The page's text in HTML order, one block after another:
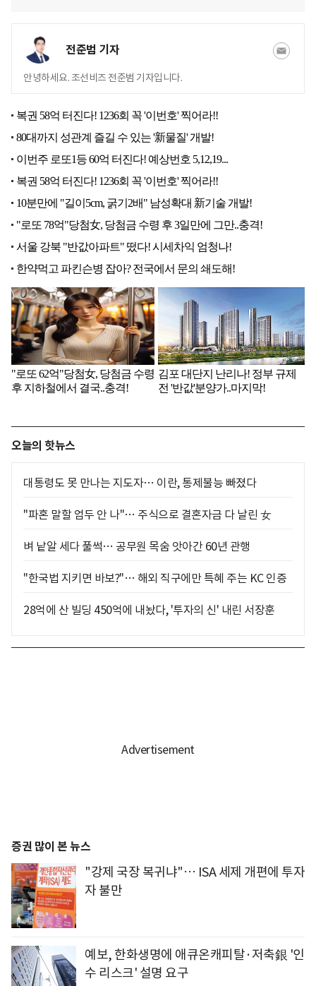
전준범 기자
안녕하세요. 조선비즈 전준범 기자입니다.
오늘의 핫뉴스
대통령도 못 만나는 지도자… 이란, 통제불능 빠졌다
"파혼 말할 엄두 안 나"… 주식으로 결혼자금 다 날린 女
벼 낱알 세다 풀썩… 공무원 목숨 앗아간 60년 관행
"한국법 지키면 바보?"… 해외 직구에만 특혜 주는 KC 인증
28억에 산 빌딩 450억에 내놨다, '투자의 신' 내린 서장훈
증권 많이 본 뉴스
"강제 국장 복귀냐"… ISA 세제 개편에 투자
자 불만
예보, 한화생명에 애큐온캐피탈·저축銀 '인
수 리스크' 설명 요구